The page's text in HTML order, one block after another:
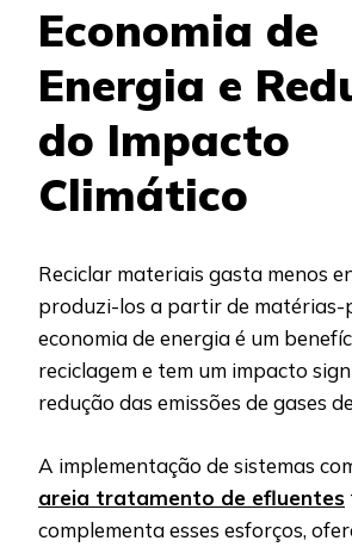
Economia de
Energia e
do Impacto
Climático
Reciclar materiais gasta menos
produzi-los a partir de matérias-
economia de energia é um
reciclagem e tem um impacto
redução das emissões de gases
A implementação de sistemas
areia tratamento de efluentes
complementa esses esforços,